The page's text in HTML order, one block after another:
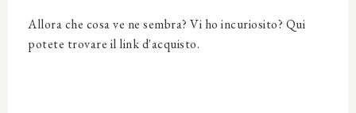
Allora che cosa ve ne sembra? Vi ho incuriosito? Qui
potete trovare il link d'acquisto.